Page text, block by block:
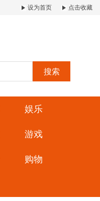
设为首页 点击收藏
搜索
娱乐
游戏
购物